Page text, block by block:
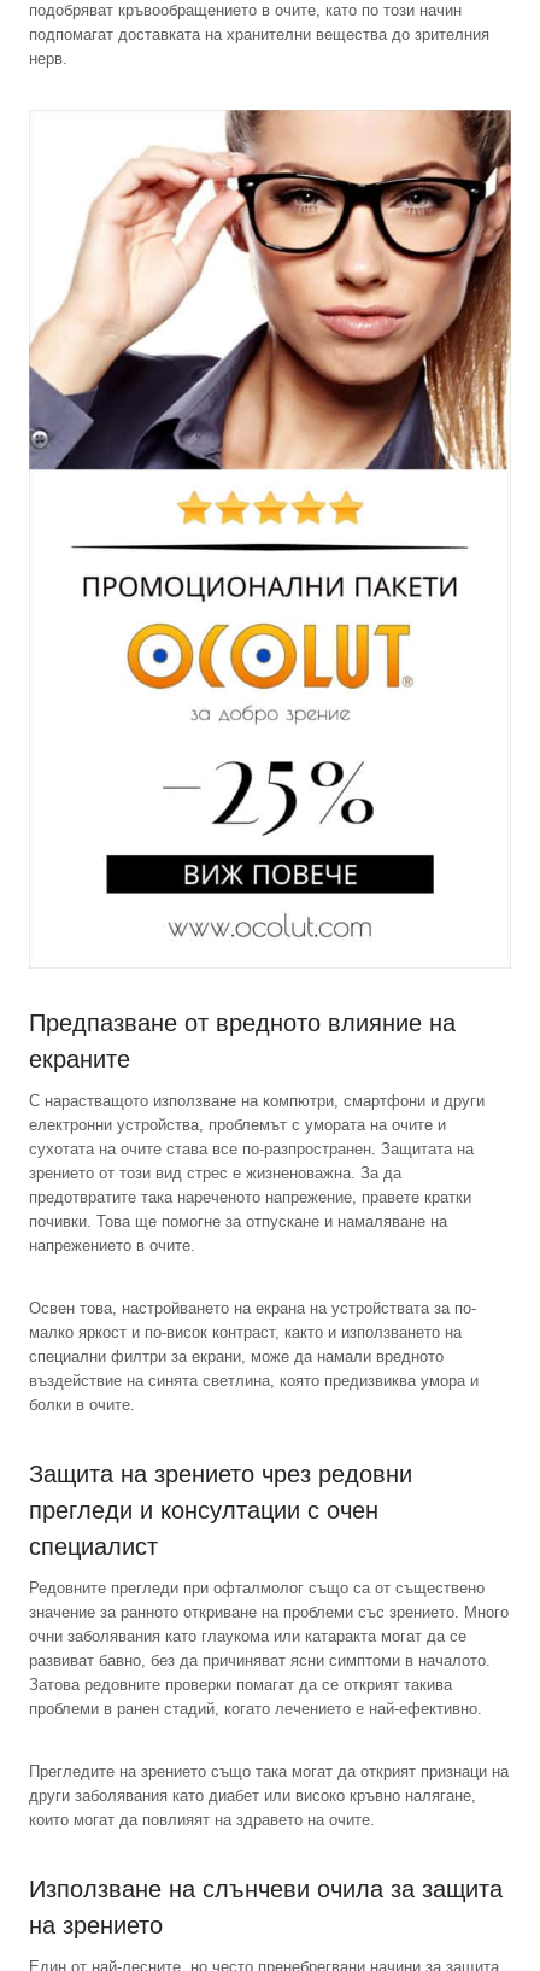
подобряват кръвообращението в очите, като по този начин
подпомагат доставката на хранителни вещества до зрителния
нерв.
Предпазване от вредното влияние на
екраните
С нарастващото използване на компютри, смартфони и други
електронни устройства, проблемът с умората на очите и
сухотата на очите става все по-разпространен. Защитата на
зрението от този вид стрес е жизненоважна. За да
предотвратите така нареченото напрежение, правете кратки
почивки. Това ще помогне за отпускане и намаляване на
напрежението в очите.
Освен това, настройването на екрана на устройствата за по-
малко яркост и по-висок контраст, както и използването на
специални филтри за екрани, може да намали вредното
въздействие на синята светлина, която предизвиква умора и
болки в очите.
Защита на зрението чрез редовни
прегледи и консултации с очен
специалист
Редовните прегледи при офталмолог също са от съществено
значение за ранното откриване на проблеми със зрението. Много
очни заболявания като глаукома или катаракта могат да се
развиват бавно, без да причиняват ясни симптоми в началото.
Затова редовните проверки помагат да се открият такива
проблеми в ранен стадий, когато лечението е най-ефективно.
Прегледите на зрението също така могат да открият признаци на
други заболявания като диабет или високо кръвно налягане,
които могат да повлияят на здравето на очите.
Използване на слънчеви очила за защита
на зрението
Един от най-лесните, но често пренебрегвани начини за защита